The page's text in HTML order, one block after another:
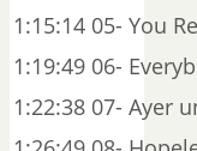
1:15:14 05- You
1:19:49 06-
1:22:38 07- Ayer